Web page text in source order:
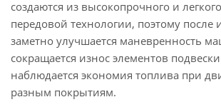
создаются из высокопрочного и
передовой технологии, поэтому после
заметно улучшается маневренность
сокращается износ элементов
наблюдается экономия топлива при
разным покрытиям.